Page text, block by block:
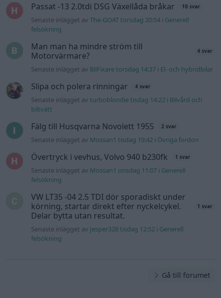
Passat -13 2.0tdi DSG Växellåda bråkar 10 svar
Senaste inlägget avThe-GOAT torsdag 20:54 i Generell
felsökning
Man man ha mindre ström till
Motorvärmare?
4 svar
Senaste inlägget av BilFixare torsdag 14:37 i El- och hybridbilar
Slipa och polera rinningar 4 svar
Senaste inlägget avturboblondie tisdag 14:22 i Bilvård och
biltvätt
Fälg till Husqvarna Novolett 1955 2 svar
Senaste inlägget av Mossan1 tisdag 19:42 i Övriga fordon
Övertryck i vevhus, Volvo 940 b230fk 1 svar
Senaste inlägget av Mossan1 onsdag 11:07 i Generell
felsökning
VW LT35 -04 2.5 TDI dör sporadiskt under
körning, startar direkt efter nyckelcykel.
Delar bytta utan resultat.
1 svar
Senaste inlägget av Jesper328 tisdag 12:52 i Generell
felsökning
Gå till forumet